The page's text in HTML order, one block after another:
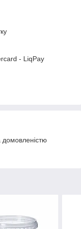
- LiqPay
домовленістю